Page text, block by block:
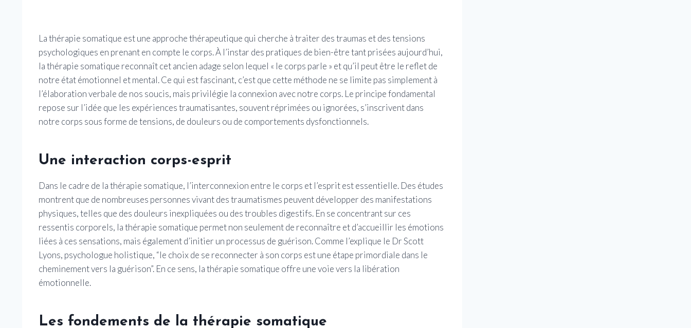
La thérapie somatique est une approche thérapeutique qui cherche à traiter des traumas et des tensions
psychologiques en prenant en compte le corps. À l’instar des pratiques de bien-être tant prisées aujourd’hui,
la thérapie somatique reconnaît cet ancien adage selon lequel « le corps parle » et qu’il peut être le reflet de
notre état émotionnel et mental. Ce qui est fascinant, c’est que cette méthode ne se limite pas simplement à
l’élaboration verbale de nos soucis, mais privilégie la connexion avec notre corps. Le principe fondamental
repose sur l’idée que les expériences traumatisantes, souvent réprimées ou ignorées, s’inscrivent dans
notre corps sous forme de tensions, de douleurs ou de comportements dysfonctionnels.
Une interaction corps-esprit
Dans le cadre de la thérapie somatique, l’interconnexion entre le corps et l’esprit est essentielle. Des études
montrent que de nombreuses personnes vivant des traumatismes peuvent développer des manifestations
physiques, telles que des douleurs inexpliquées ou des troubles digestifs. En se concentrant sur ces
ressentis corporels, la thérapie somatique permet non seulement de reconnaître et d’accueillir les émotions
liées à ces sensations, mais également d’initier un processus de guérison. Comme l’explique le Dr Scott
Lyons, psychologue holistique, “le choix de se reconnecter à son corps est une étape primordiale dans le
cheminement vers la guérison”. En ce sens, la thérapie somatique offre une voie vers la libération
émotionnelle.
Les fondements de la thérapie somatique